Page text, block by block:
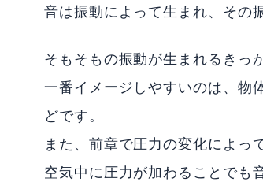
音は振動によって生まれ、その
そもそもの振動が生まれるきっ
一番イメージしやすいのは、物
どです。
また、前章で圧力の変化によっ
空気中に圧力が加わることでも